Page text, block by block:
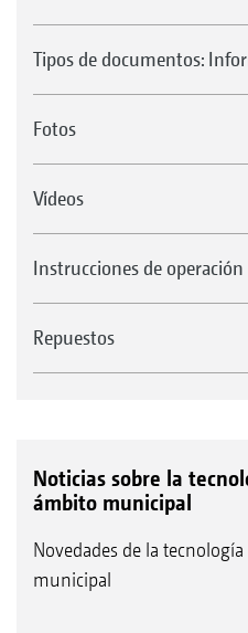
Tipos de documentos:
Fotos
Vídeos
Instrucciones de operación
Repuestos
Noticias sobre la
ámbito municipal
Novedades de la
municipal